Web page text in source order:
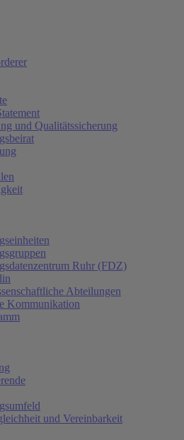
und Qualitätssicherung
Ruhr (FDZ)
Abteilungen
Kommunikation
und Vereinbarkeit